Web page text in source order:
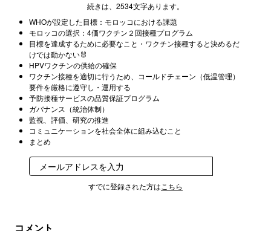
続きは、2534文字あります。
WHOが設定した目標：モロッコにおける課題
モロッコの選択：4価ワクチン２回接種プログラム
目標を達成するために必要なこと・ワクチン接種すると決めるだ
けでは動かない🐰
HPVワクチンの供給の確保
ワクチン接種を適切に行うため、コールドチェーン（低温管理）
要件を厳格に遵守し・運用する
予防接種サービスの品質保証プログラム
ガバナンス（統治体制）
監視、評価、研究の推進
コミュニケーションを社会全体に組み込むこと
まとめ
すでに登録された方は こちら
コメント